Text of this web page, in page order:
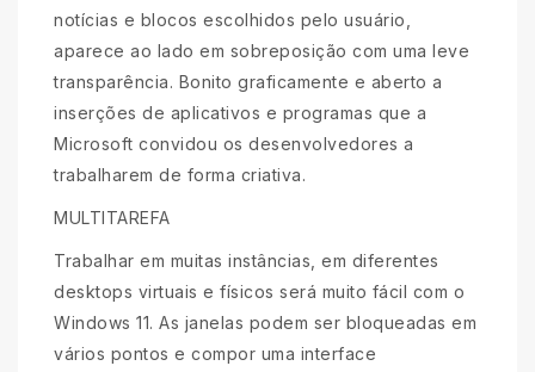
notícias e blocos escolhidos pelo usuário,
aparece ao lado em sobreposição com uma leve
transparência. Bonito graficamente e aberto a
inserções de aplicativos e programas que a
Microsoft convidou os desenvolvedores a
trabalharem de forma criativa.
MULTITAREFA
Trabalhar em muitas instâncias, em diferentes
desktops virtuais e físicos será muito fácil com o
Windows 11. As janelas podem ser bloqueadas em
vários pontos e compor uma interface